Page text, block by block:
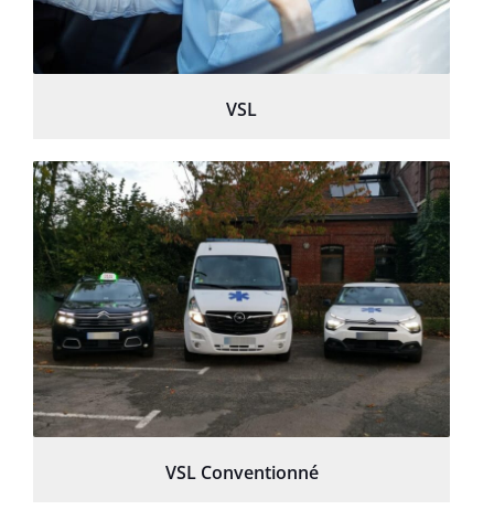
VSL
VSL Conventionné